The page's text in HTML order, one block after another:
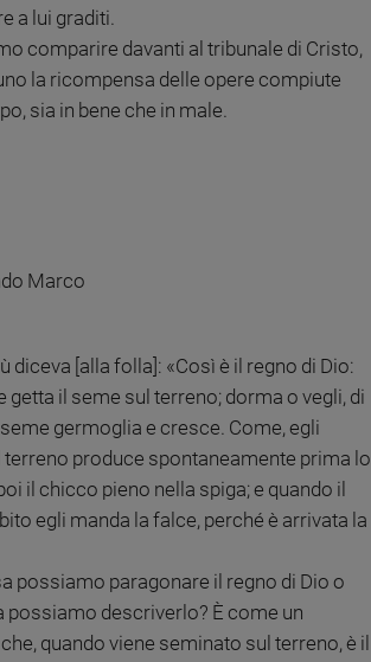
a lui graditi.
comparire davanti al tribunale di Cristo,
la ricompensa delle opere compiute
sia in bene che in male.
Marco
diceva [alla folla]: «Così è il regno di Dio:
getta il seme sul terreno; dorma o vegli, di
germoglia e cresce. Come, egli
produce spontaneamente prima lo
il chicco pieno nella spiga; e quando il
egli manda la falce, perché è arrivata la
possiamo paragonare il regno di Dio o
possiamo descriverlo? È come un
quando viene seminato sul terreno, è il